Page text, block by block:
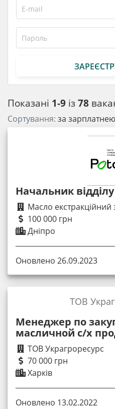
Показані 1-9 із78
Сортування: за зарплатнею
Начальник
Масло
100 000 грн
Дніпро
Оновлено 26.09.2023
Менеджер по
масличной с/х
ТОВ Украгроресурс
70 000 грн
Харків
ТОВ
Оновлено 13.02.2022